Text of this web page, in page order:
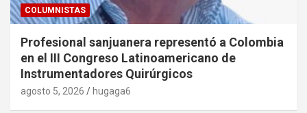
COLUMNISTAS
Profesional sanjuanera representó a Colombia
en el III Congreso Latinoamericano de
Instrumentadores Quirúrgicos
agosto 5, 2026 hugaga6